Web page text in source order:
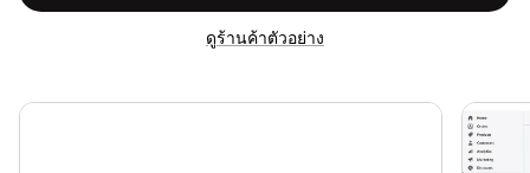
ดูร้านค้าตัวอย่าง